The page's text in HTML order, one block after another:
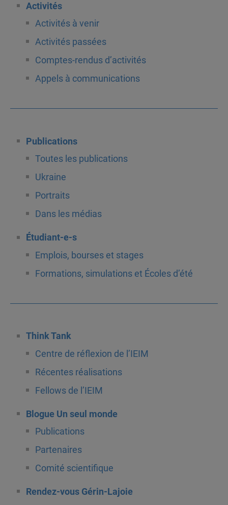
Activités
Activités à venir
Activités passées
Comptes-rendus d’activités
Appels à communications
Publications
Toutes les publications
Ukraine
Portraits
Dans les médias
Étudiant-e-s
Emplois, bourses et stages
Formations, simulations et Écoles d’été
Think Tank
Centre de réflexion de l’IEIM
Récentes réalisations
Fellows de l’IEIM
Blogue Un seul monde
Publications
Partenaires
Comité scientifique
Rendez-vous Gérin-Lajoie